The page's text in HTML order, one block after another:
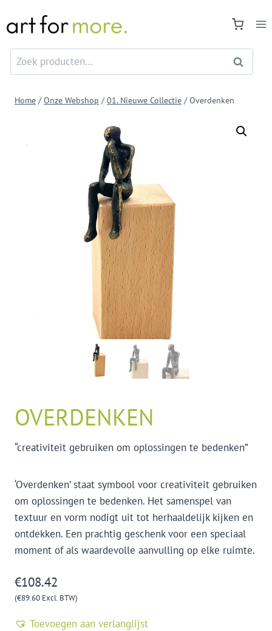
naar
Zoeken
naar:
Zoeken
Home / Onze Webshop / 01. Nieuwe Collectie / Overdenken
OVERDENKEN
“creativiteit gebruiken om oplossingen te bedenken”
‘Overdenken’ staat symbool voor creativiteit gebruiken
om oplossingen te bedenken. Het samenspel van
textuur en vorm nodigt uit tot herhaaldelijk kijken en
ontdekken. Een prachtig geschenk voor een speciaal
moment of als waardevolle aanvulling op elke ruimte.
€108.42
(€89.60 Excl. BTW)
Toevoegen aan verlanglijst